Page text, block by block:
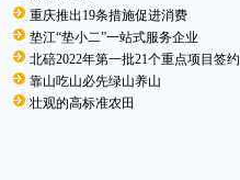
重庆推出19条措施促进消费
垫江“垫小二”一站式服务企业
北碚2022年第一批21个重点项目签约
靠山吃山必先绿山养山
壮观的高标准农田